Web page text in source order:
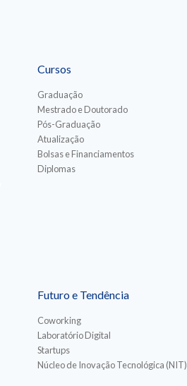
Cursos
Graduação
Mestrado e Doutorado
Pós-Graduação
Atualização
Bolsas e Financiamentos
Diplomas
Futuro e Tendência
Coworking
Laboratório Digital
Startups
Núcleo de Inovação Tecnológica (NIT)